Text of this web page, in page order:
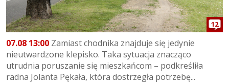
12
07.08 13:00 Zamiast chodnika znajduje się jedynie
nieutwardzone klepisko. Taka sytuacja znacząco
utrudnia poruszanie się mieszkańcom – podkreśliła
radna Jolanta Pękała, która dostrzegła potrzebę...